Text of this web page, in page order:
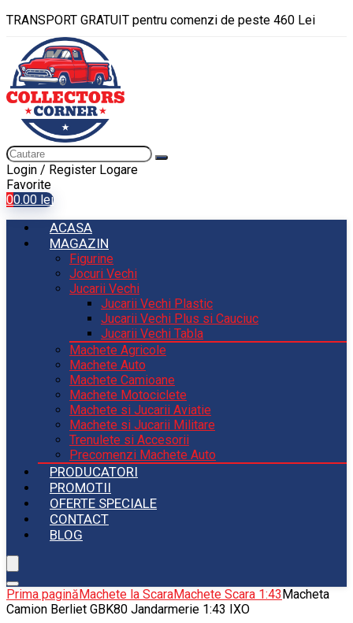
TRANSPORT GRATUIT pentru comenzi de peste 460 Lei
Login / Register Logare
Favorite
00.00 lei
ACASA
MAGAZIN
Figurine
Jocuri Vechi
Jucarii Vechi
Jucarii Vechi Plastic
Jucarii Vechi Plus si Cauciuc
Jucarii Vechi Tabla
Machete Agricole
Machete Auto
Machete Camioane
Machete Motociclete
Machete si Jucarii Aviatie
Machete si Jucarii Militare
Trenulete si Accesorii
Precomenzi Machete Auto
PRODUCATORI
PROMOTII
OFERTE SPECIALE
CONTACT
BLOG
Prima paginăMachete la ScaraMachete Scara 1:43Macheta
Camion Berliet GBK80 Jandarmerie 1:43 IXO